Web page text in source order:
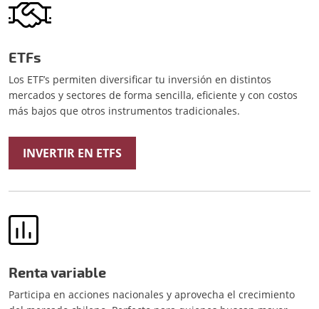
ETFs
Los ETF’s permiten diversificar tu inversión en distintos
mercados y sectores de forma sencilla, eficiente y con costos
más bajos que otros instrumentos tradicionales.
INVERTIR EN ETFS
Renta variable
Participa en acciones nacionales y aprovecha el crecimiento